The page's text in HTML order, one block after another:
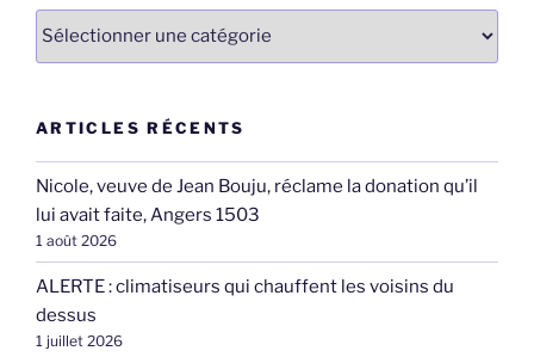
Catégories
ARTICLES RÉCENTS
Nicole, veuve de Jean Bouju, réclame la donation qu’il
lui avait faite, Angers 1503
1 août 2026
ALERTE : climatiseurs qui chauffent les voisins du
dessus
1 juillet 2026